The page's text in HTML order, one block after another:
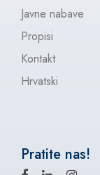
Javne nabave
Propisi
Kontakt
Hrvatski
Pratite nas!